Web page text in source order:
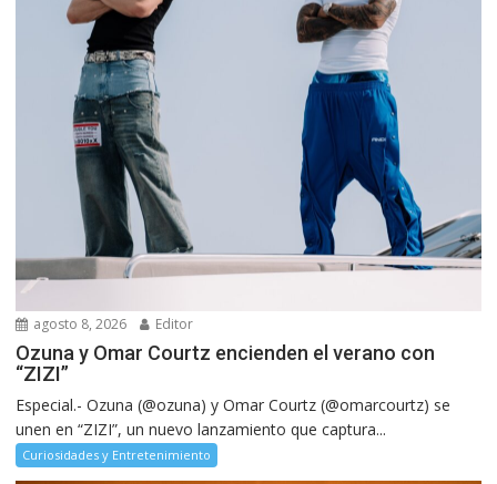
agosto 8, 2026 Editor
Ozuna y Omar Courtz encienden el verano con
“ZIZI”
Especial.- Ozuna (@ozuna) y Omar Courtz (@omarcourtz) se
unen en “ZIZI”, un nuevo lanzamiento que captura...
Curiosidades y Entretenimiento